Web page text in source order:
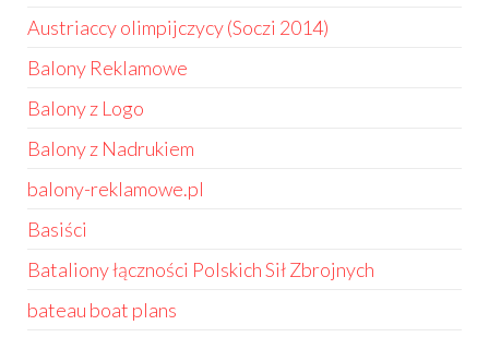
Austriaccy olimpijczycy (Soczi 2014)
Balony Reklamowe
Balony z Logo
Balony z Nadrukiem
balony-reklamowe.pl
Basiści
Bataliony łączności Polskich Sił Zbrojnych
bateau boat plans